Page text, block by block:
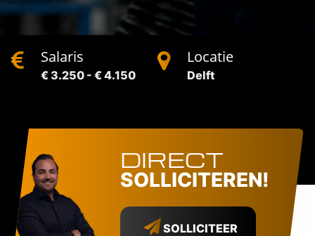
Salaris
€ 3.250 - € 4.150
Locatie
Delft
DIRECT
SOLLICITEREN!
SOLLICITEER